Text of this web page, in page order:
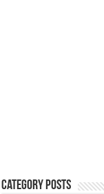
Category Posts